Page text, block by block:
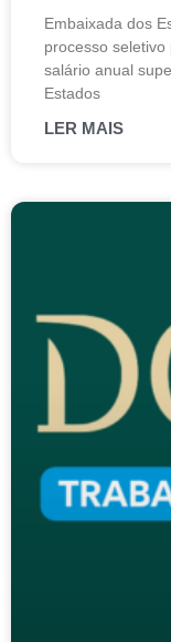
Embaixada dos
processo seletivo
salário anual
Estados
LER MAIS